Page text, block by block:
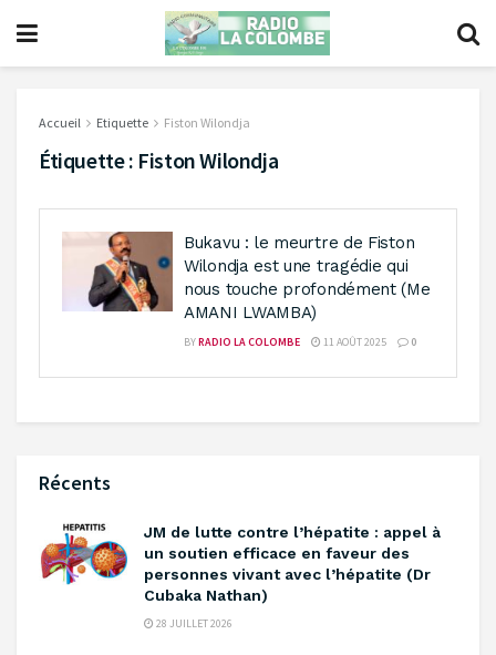
Accueil Etiquette Fiston Wilondja
Étiquette : Fiston Wilondja
Bukavu : le meurtre de Fiston
Wilondja est une tragédie qui
nous touche profondément (Me
AMANI LWAMBA)
BYRADIO LA COLOMBE 11 AOÛT 2025 0
Récents
‎JM de lutte contre l’hépatite : appel à
un soutien efficace en faveur des
personnes vivant avec l’hépatite (Dr
Cubaka Nathan)
28 JUILLET 2026